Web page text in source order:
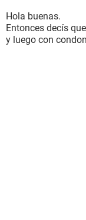
Hola buenas.
Entonces decís
y luego con